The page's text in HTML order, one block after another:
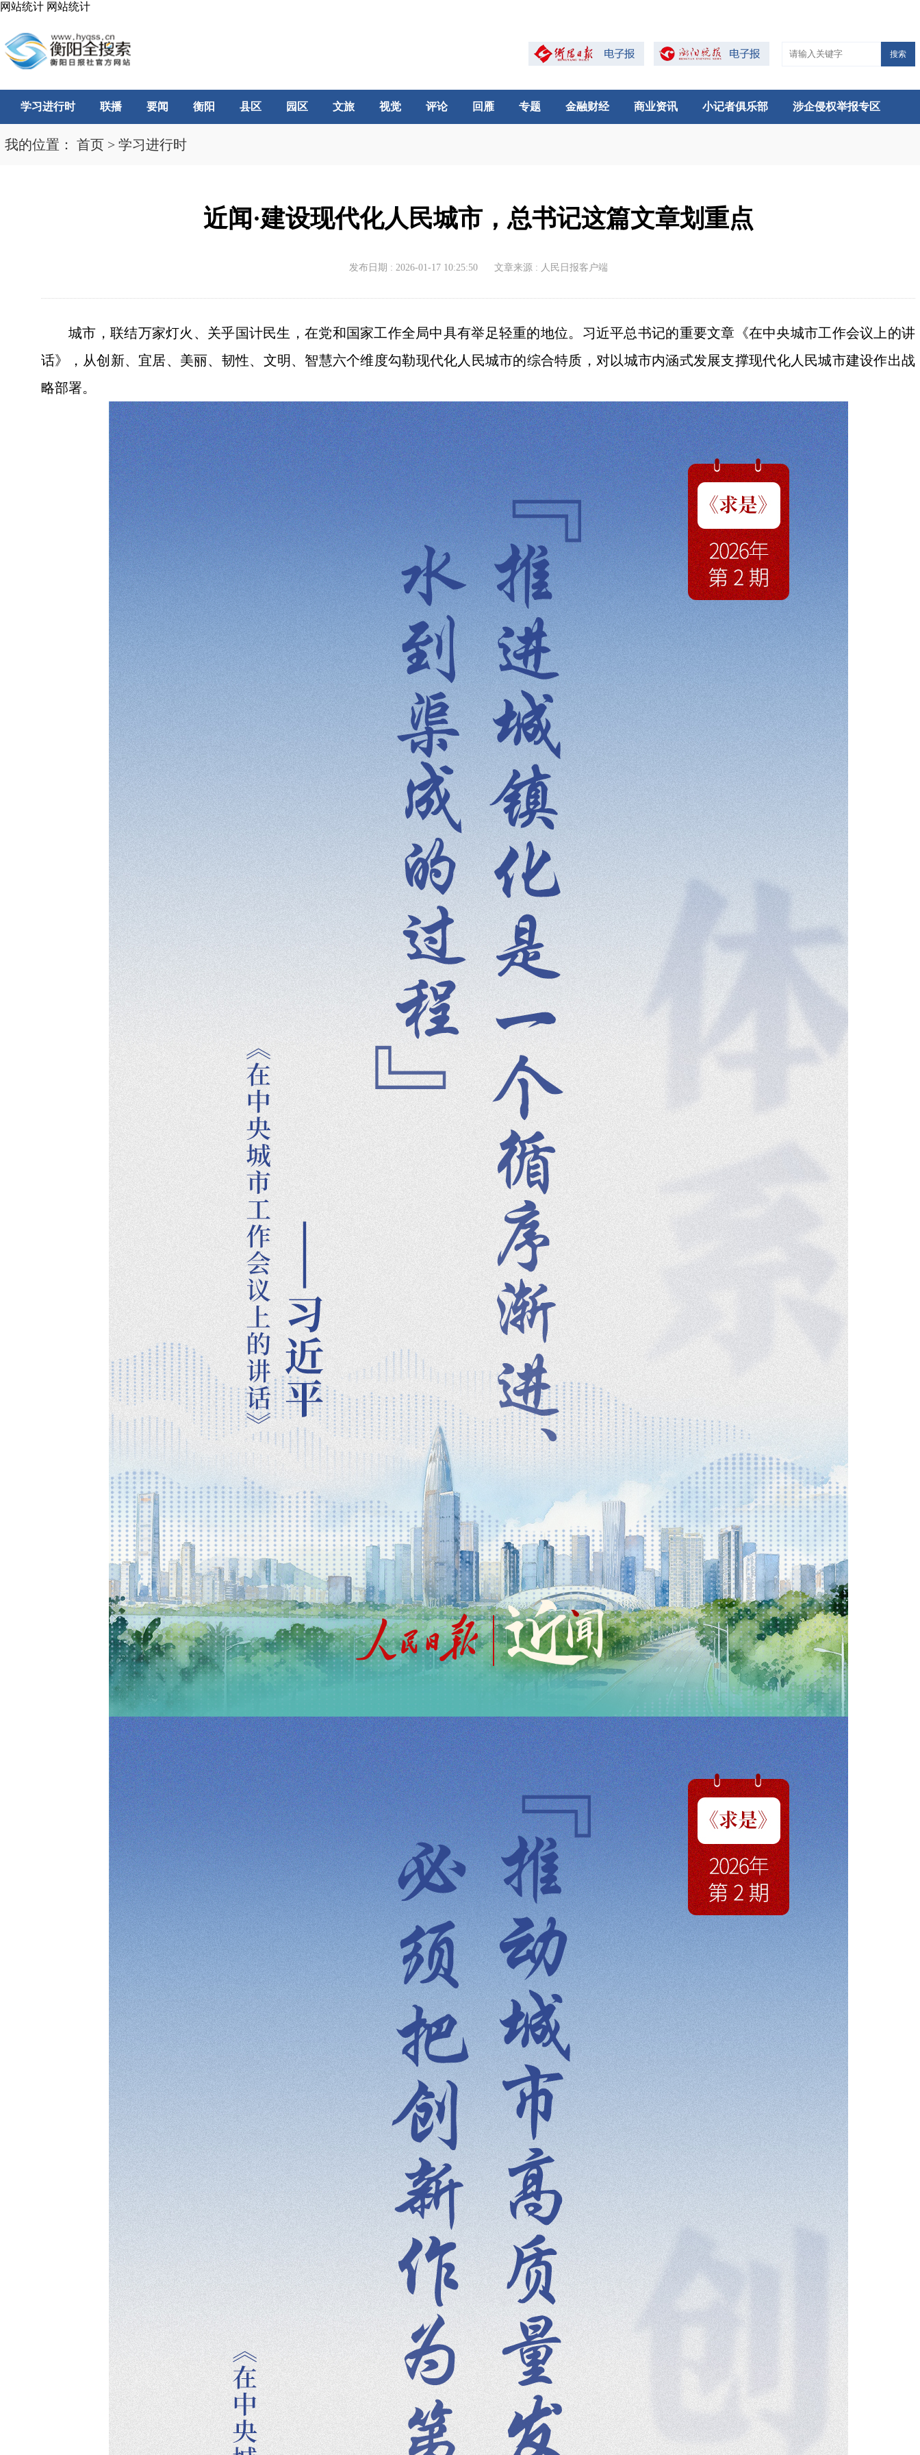
网站统计 网站统计
搜索
学习进行时 联播 要闻 衡阳 县区 园区 文旅 视觉 评论 回雁 专题 金融财经 商业资讯 小记者俱乐部 涉企侵权举报专区
我的位置： 首页 > 学习进行时
近闻·建设现代化人民城市，总书记这篇文章划重点
发布日期 : 2026-01-17 10:25:50 文章来源 : 人民日报客户端
城市，联结万家灯火、关乎国计民生，在党和国家工作全局中具有举足轻重的地位。习近平总书记的重要文章《在中央城市工作会议上的讲
话》，从创新、宜居、美丽、韧性、文明、智慧六个维度勾勒现代化人民城市的综合特质，对以城市内涵式发展支撑现代化人民城市建设作出战
略部署。